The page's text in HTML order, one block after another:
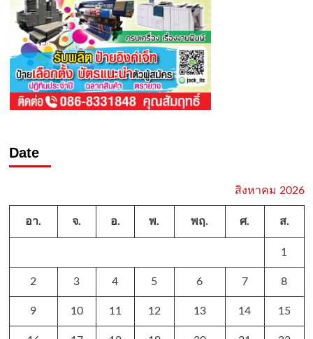
Date
สิงหาคม 2026
อา. จ. อ. พ. พฤ. ศ. ส.
1
2 3 4 5 6 7 8
9 10 11 12 13 14 15